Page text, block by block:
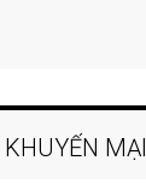
MẠI